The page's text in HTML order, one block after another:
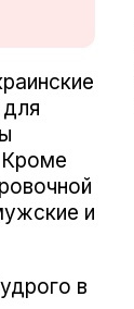
Кроме
и
в